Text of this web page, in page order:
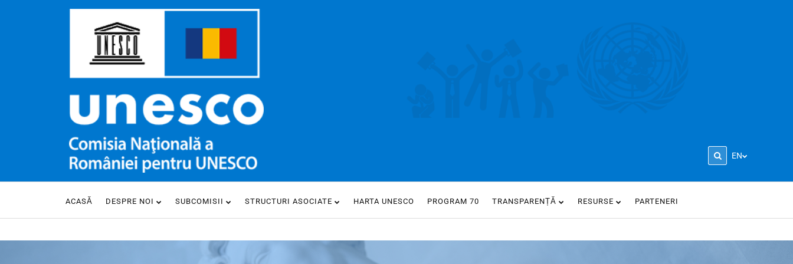
EN
ACASĂ DESPRE NOI SUBCOMISII STRUCTURI ASOCIATE HARTA UNESCO PROGRAM 70 TRANSPARENȚĂ RESURSE PARTENERI